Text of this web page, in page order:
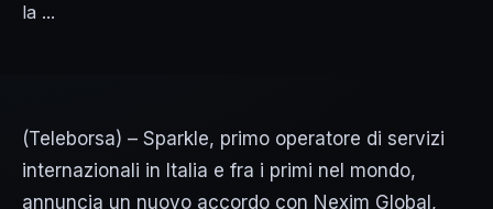
la ...
(Teleborsa) – Sparkle, primo operatore di servizi
internazionali in Italia e fra i primi nel mondo,
annuncia un nuovo accordo con Nexim Global,